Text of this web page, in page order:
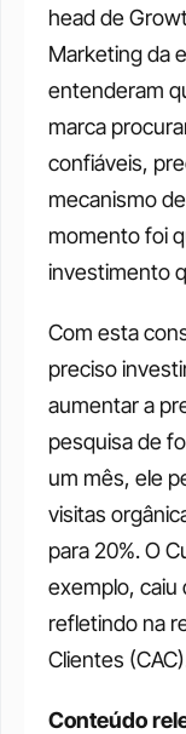
head de
Marketing da
entenderam
marca
confiáveis,
mecanismo
momento foi
investimento
Com esta
preciso
aumentar a
pesquisa de
um mês, ele
visitas
para 20%. O
exemplo, caiu
refletindo na
Clientes
Conteúdo